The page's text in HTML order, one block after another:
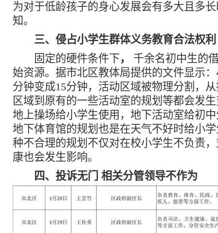
为对于低龄孩子的身心发展会有多大且多
知。
三、侵占小学生群体义务教育合法权利
固定的硬件条件下，
千余名初中生的
始资源。据市北区教体局提供的文件显示
分钟变成15分钟，活动区域被物理分割，
区域到原有的一些活动室的规划等都会发
地上操场给小学生使用，地下活动室给初
地下体育馆的规划也是在天气不好时给小
种不合理的规划不仅对在校小学生不负责
康也会发生影响。
四、投诉无门 相关分管领导不作为